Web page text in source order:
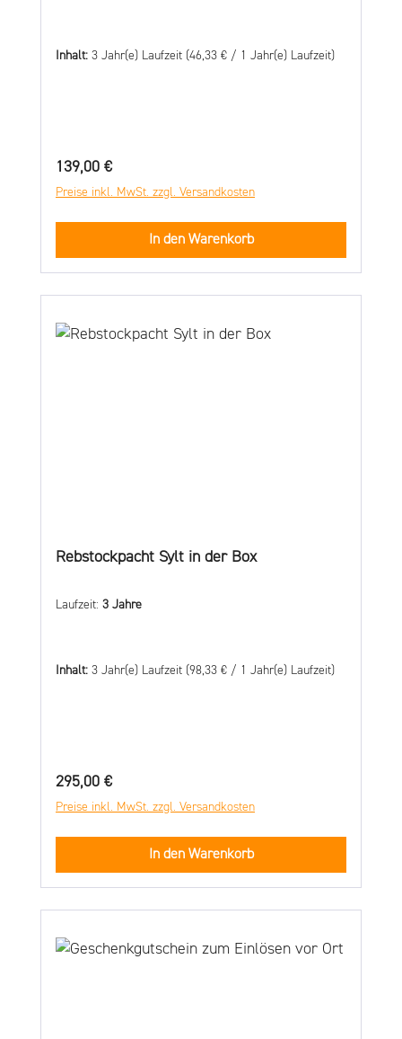
Inhalt: 3 Jahr(e) Laufzeit (46,33 € / 1 Jahr(e) Laufzeit)
Regulärer Preis:
139,00 €
Preise inkl. MwSt. zzgl. Versandkosten
In den Warenkorb
Rebstockpacht Sylt in der Box
Laufzeit: 3 Jahre
Inhalt: 3 Jahr(e) Laufzeit (98,33 € / 1 Jahr(e) Laufzeit)
Regulärer Preis:
295,00 €
Preise inkl. MwSt. zzgl. Versandkosten
In den Warenkorb